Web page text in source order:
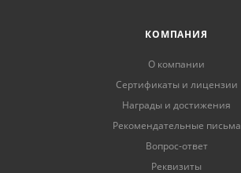
КОМПАНИЯ
О компании
Сертификаты и лицензии
Награды и достижения
Рекомендательные письма
Вопрос-ответ
Реквизиты